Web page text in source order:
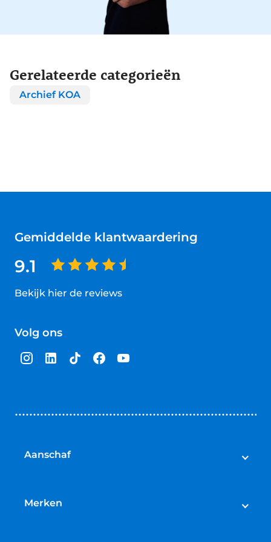
Gerelateerde categorieën
Archief KOA
Gemiddelde klantwaardering
9.1
Bekijk hier de reviews
van
sterren
Volg ons
Aanschaf
Speed pedelecs
Merken